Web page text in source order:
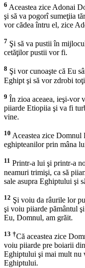
6 Aceastea zice Adonai
şi să va pogorî sumeţiia
vor cădea întru el, zice
7 Şi să va pustii în
cetăţilor pustii vor fi.
8 Şi vor cunoaşte că Eu
Eghipt şi să vor zdrobi
9 În zioa aceaea, ieşi-vor
piiarde Etiopiia şi va fi
vine.
10 Aceastea zice
eghipteanilor prin mâna
11 Printr-a lui şi printr-a
neamuri trimişi, ca să
sale asupra Eghiptului şi
12 Şi voiu da râurile lor
şi voiu piiarde pământul
Eu, Domnul, am grăit.
13 †Că aceastea zice
voiu piiarde pre boiarii
Eghiptului şi mai mult nu
Eghiptului.